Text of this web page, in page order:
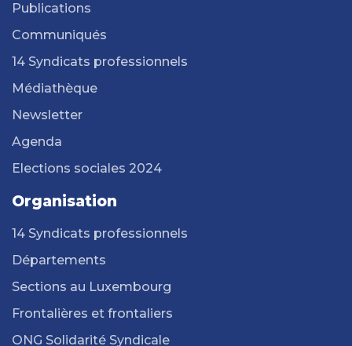
Publications
Communiqués
14 Syndicats professionnels
Médiathèque
Newsletter
Agenda
Elections sociales 2024
Organisation
14 Syndicats professionnels
Départements
Sections au Luxembourg
Frontalières et frontaliers
ONG Solidarité Syndicale